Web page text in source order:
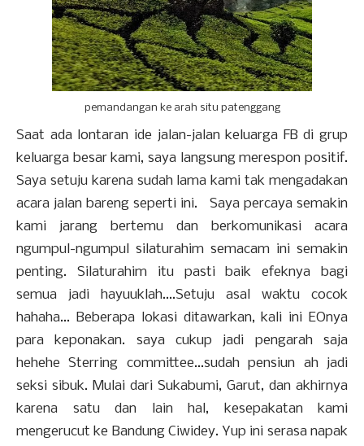
pemandangan ke arah situ patenggang
Saat ada lontaran ide jalan-jalan keluarga FB di grup
keluarga besar kami, saya langsung merespon positif.
Saya setuju karena sudah lama kami tak mengadakan
acara jalan bareng seperti ini. Saya percaya semakin
kami jarang bertemu dan berkomunikasi acara
ngumpul-ngumpul silaturahim semacam ini semakin
penting. Silaturahim itu pasti baik efeknya bagi
semua jadi hayuuklah....Setuju asal waktu cocok
hahaha... Beberapa lokasi ditawarkan, kali ini EOnya
para keponakan. saya cukup jadi pengarah saja
hehehe Sterring committee...sudah pensiun ah jadi
seksi sibuk. Mulai dari Sukabumi, Garut, dan akhirnya
karena satu dan lain hal, kesepakatan kami
mengerucut ke Bandung Ciwidey. Yup ini serasa napak